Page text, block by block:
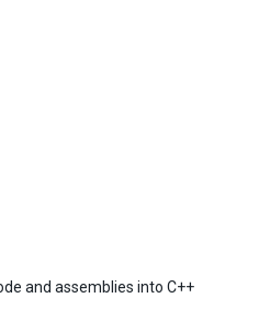
and assemblies into C++